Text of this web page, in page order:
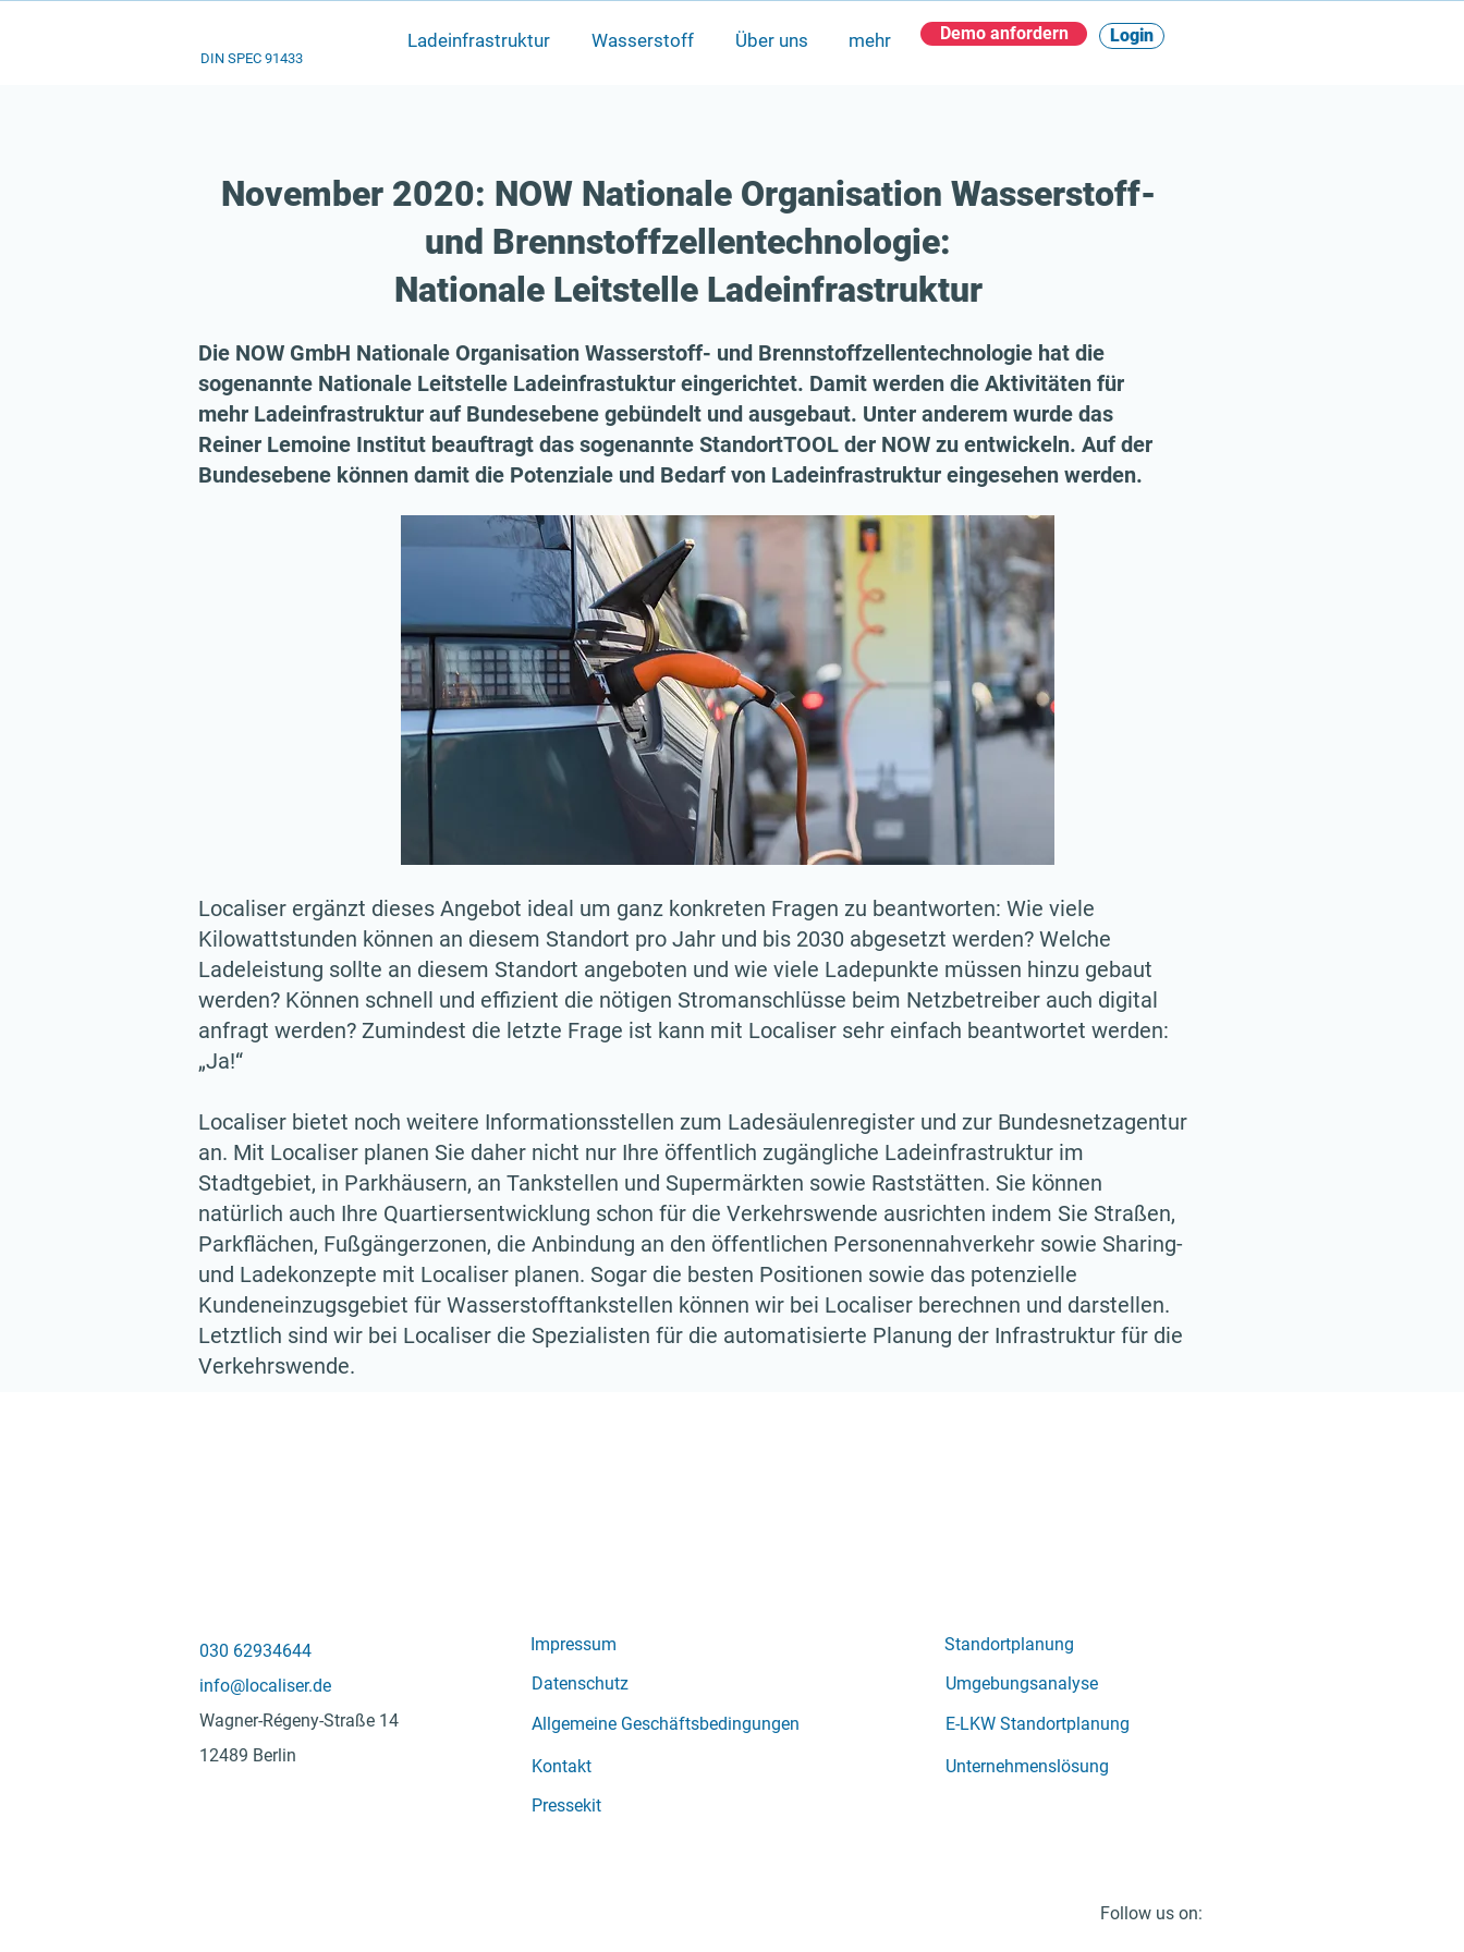
DIN SPEC 91433
Ladeinfrastruktur Wasserstoff Über uns mehr Demo anfordern Login
November 2020: NOW Nationale Organisation Wasserstoff-
und Brennstoffzellentechnologie:
Nationale Leitstelle Ladeinfrastruktur
Die NOW GmbH Nationale Organisation Wasserstoff- und Brennstoffzellentechnologie hat die
sogenannte Nationale Leitstelle Ladeinfrastuktur eingerichtet. Damit werden die Aktivitäten für
mehr Ladeinfrastruktur auf Bundesebene gebündelt und ausgebaut. Unter anderem wurde das
Reiner Lemoine Institut beauftragt das sogenannte StandortTOOL der NOW zu entwickeln. Auf der
Bundesebene können damit die Potenziale und Bedarf von Ladeinfrastruktur eingesehen werden.
Localiser ergänzt dieses Angebot ideal um ganz konkreten Fragen zu beantworten: Wie viele
Kilowattstunden können an diesem Standort pro Jahr und bis 2030 abgesetzt werden? Welche
Ladeleistung sollte an diesem Standort angeboten und wie viele Ladepunkte müssen hinzu gebaut
werden? Können schnell und effizient die nötigen Stromanschlüsse beim Netzbetreiber auch digital
anfragt werden? Zumindest die letzte Frage ist kann mit Localiser sehr einfach beantwortet werden:
„Ja!“
Localiser bietet noch weitere Informationsstellen zum Ladesäulenregister und zur Bundesnetzagentur
an. Mit Localiser planen Sie daher nicht nur Ihre öffentlich zugängliche Ladeinfrastruktur im
Stadtgebiet, in Parkhäusern, an Tankstellen und Supermärkten sowie Raststätten. Sie können
natürlich auch Ihre Quartiersentwicklung schon für die Verkehrswende ausrichten indem Sie Straßen,
Parkflächen, Fußgängerzonen, die Anbindung an den öffentlichen Personennahverkehr sowie Sharing-
und Ladekonzepte mit Localiser planen. Sogar die besten Positionen sowie das potenzielle
Kundeneinzugsgebiet für Wasserstofftankstellen können wir bei Localiser berechnen und darstellen.
Letztlich sind wir bei Localiser die Spezialisten für die automatisierte Planung der Infrastruktur für die
Verkehrswende.
030 62934644
info@localiser.de
Wagner-Régeny-Straße 14
12489 Berlin
Impressum
Datenschutz
Allgemeine Geschäftsbedingungen
Kontakt
Standortplanung
Umgebungsanalyse
E-LKW Standortplanung
Unternehmenslösung
Pressekit
Follow us on: